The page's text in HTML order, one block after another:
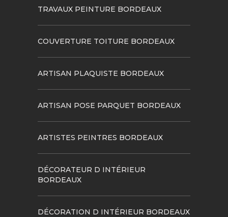
TRAVAUX PEINTURE BORDEAUX
COUVERTURE TOITURE BORDEAUX
ARTISAN PLAQUISTE BORDEAUX
ARTISAN POSE PARQUET BORDEAUX
ARTISTES PEINTRES BORDEAUX
DÉCORATEUR D INTÉRIEUR
BORDEAUX
DÉCORATION D INTÉRIEUR BORDEAUX